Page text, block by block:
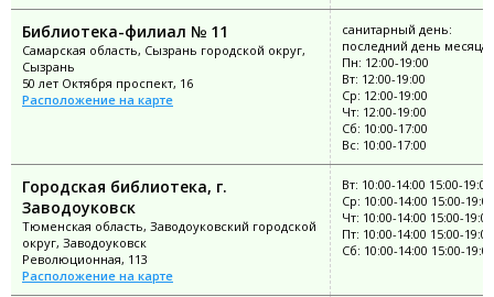
Библиотека-филиал № 11
Самарская область, Сызрань городской округ,
Сызрань
50 лет Октября проспект, 16
Расположение на карте
санитарный день:
последний день месяца
Пн: 12:00-19:00
Вт: 12:00-19:00
Ср: 12:00-19:00
Чт: 12:00-19:00
Сб: 10:00-17:00
Вс: 10:00-17:00
Городская библиотека, г.
Заводоуковск
Тюменская область, Заводоуковский городской
округ, Заводоуковск
Революционная, 113
Расположение на карте
Вт: 10:00-14:00 15:00-19:00
Ср: 10:00-14:00 15:00-19:00
Чт: 10:00-14:00 15:00-19:00
Пт: 10:00-14:00 15:00-19:00
Сб: 10:00-14:00 15:00-19:00